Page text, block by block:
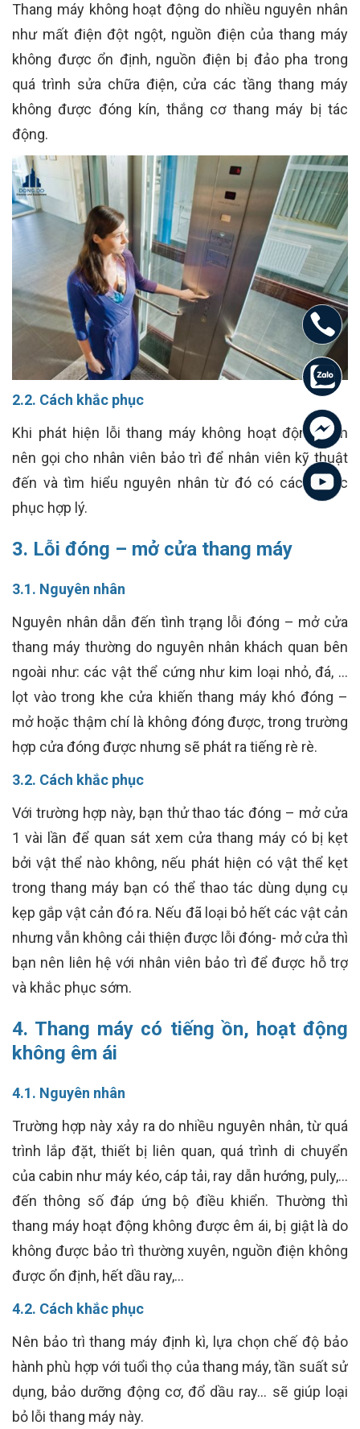
Thang máy không hoạt động do nhiều nguyên nhân
như mất điện đột ngột, nguồn điện của thang máy
không được ổn định, nguồn điện bị đảo pha trong
quá trình sửa chữa điện, cửa các tầng thang máy
không được đóng kín, thắng cơ thang máy bị tác
động.
2.2. Cách khắc phục
Khi phát hiện lỗi thang máy không hoạt động, bạn
nên gọi cho nhân viên bảo trì để nhân viên kỹ thuật
đến và tìm hiểu nguyên nhân từ đó có cách khắc
phục hợp lý.
3. Lỗi đóng – mở cửa thang máy
3.1. Nguyên nhân
Nguyên nhân dẫn đến tình trạng lỗi đóng – mở cửa
thang máy thường do nguyên nhân khách quan bên
ngoài như: các vật thể cứng như kim loại nhỏ, đá, …
lọt vào trong khe cửa khiến thang máy khó đóng –
mở hoặc thậm chí là không đóng được, trong trường
hợp cửa đóng được nhưng sẽ phát ra tiếng rè rè.
3.2. Cách khắc phục
Với trường hợp này, bạn thử thao tác đóng – mở cửa
1 vài lần để quan sát xem cửa thang máy có bị kẹt
bởi vật thể nào không, nếu phát hiện có vật thể kẹt
trong thang máy bạn có thể thao tác dùng dụng cụ
kẹp gắp vật cản đó ra. Nếu đã loại bỏ hết các vật cản
nhưng vẫn không cải thiện được lỗi đóng- mở cửa thì
bạn nên liên hệ với nhân viên bảo trì để được hỗ trợ
và khắc phục sớm.
4. Thang máy có tiếng ồn, hoạt động
không êm ái
4.1. Nguyên nhân
Trường hợp này xảy ra do nhiều nguyên nhân, từ quá
trình lắp đặt, thiết bị liên quan, quá trình di chuyển
của cabin như máy kéo, cáp tải, ray dẫn hướng, puly,…
đến thông số đáp ứng bộ điều khiển. Thường thì
thang máy hoạt động không được êm ái, bị giật là do
không được bảo trì thường xuyên, nguồn điện không
được ổn định, hết dầu ray,…
4.2. Cách khắc phục
Nên bảo trì thang máy định kì, lựa chọn chế độ bảo
hành phù hợp với tuổi thọ của thang máy, tần suất sử
dụng, bảo dưỡng động cơ, đổ dầu ray… sẽ giúp loại
bỏ lỗi thang máy này.